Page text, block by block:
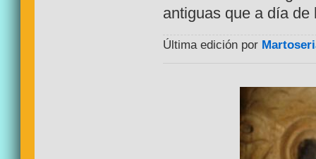
antiguas que a día
Última edición por